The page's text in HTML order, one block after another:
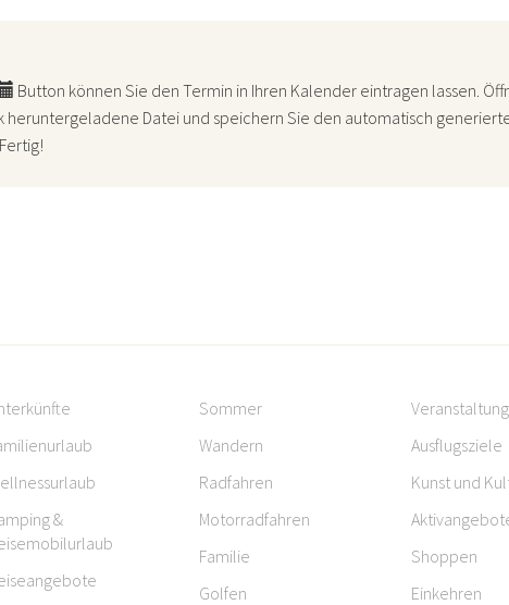
Button können Sie den Termin in Ihren Kalender eintragen lassen.
heruntergeladene Datei und speichern Sie den automatisch
&
Sommer
Wandern
Radfahren
Motorradfahren
Familie
Golfen
Ausflugsziele
Kunst und
Shoppen
Einkehren